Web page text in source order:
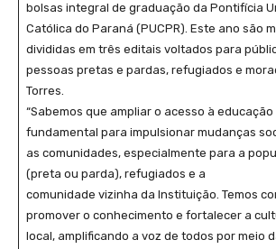
bolsas integral de graduação da Pontifícia
Católica do Paraná (PUCPR). Este ano são
divididas em três editais voltados para
pessoas pretas e pardas, refugiados e
Torres.
“Sabemos que ampliar o acesso à
fundamental para impulsionar mudanças
as comunidades, especialmente para a
(preta ou parda), refugiados e a
comunidade vizinha da Instituição. Temos
promover o conhecimento e fortalecer a
local, amplificando a voz de todos por meio